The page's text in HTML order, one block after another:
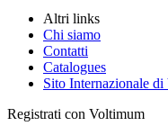
Altri links
Chi siamo
Contatti
Catalogues
Sito Internazionale
Registrati con Voltimum